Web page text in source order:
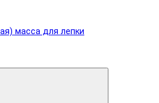
масса для лепки